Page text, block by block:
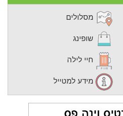
מסלולים
שופינג
חיי לילה
מידע למטייל